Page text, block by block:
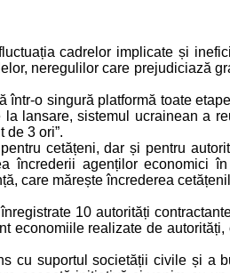
cadrelor implicate și
neregulilor care prejudiciază
o singură platformă toate
lansare, sistemul ucrainean a
de 3 ori”.
cetățeni, dar și pentru
încrederii agenților economici
care mărește încrederea
10 autorități
economiile realizate de
cu suportul societății civile și a